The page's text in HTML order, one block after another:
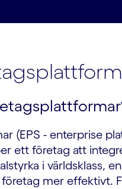
(EPS - enterprise
ett företag att
i världsklass,
mer effektivt.